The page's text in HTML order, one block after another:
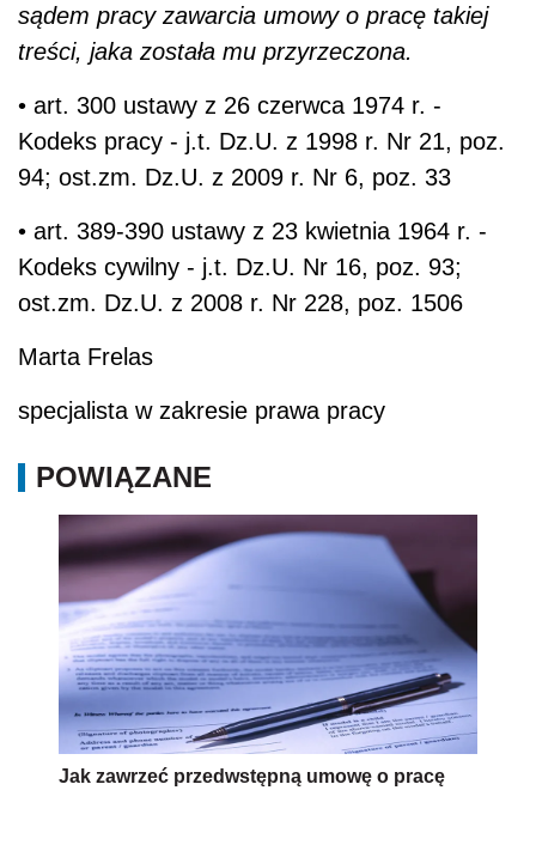
sądem pracy zawarcia umowy o pracę takiej
treści, jaka została mu przyrzeczona.
• art. 300 ustawy z 26 czerwca 1974 r. -
Kodeks pracy - j.t. Dz.U. z 1998 r. Nr 21, poz.
94; ost.zm. Dz.U. z 2009 r. Nr 6, poz. 33
• art. 389-390 ustawy z 23 kwietnia 1964 r. -
Kodeks cywilny - j.t. Dz.U. Nr 16, poz. 93;
ost.zm. Dz.U. z 2008 r. Nr 228, poz. 1506
Marta Frelas
specjalista w zakresie prawa pracy
POWIĄZANE
Jak zawrzeć przedwstępną umowę o pracę